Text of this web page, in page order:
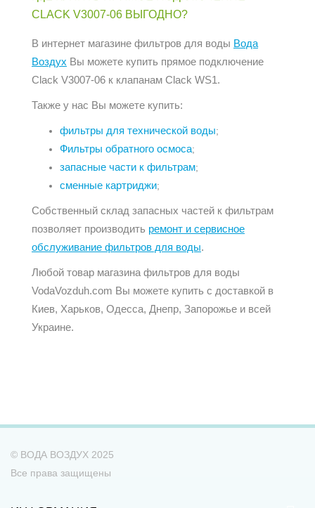
CLACK V3007-06 ВЫГОДНО?
В интернет магазине фильтров для воды Вода
Воздух Вы можете купить прямое подключение
Clack V3007-06 к клапанам Clack WS1.
Также у нас Вы можете купить:
фильтры для технической воды;
Фильтры обратного осмоса;
запасные части к фильтрам;
сменные картриджи;
Собственный склад запасных частей к фильтрам
позволяет производить ремонт и сервисное
обслуживание фильтров для воды.
Любой товар магазина фильтров для воды
VodaVozduh.com Вы можете купить с доставкой в
Киев, Харьков, Одесса, Днепр, Запорожье и всей
Украине.
© ВОДА ВОЗДУХ 2025
Все права защищены